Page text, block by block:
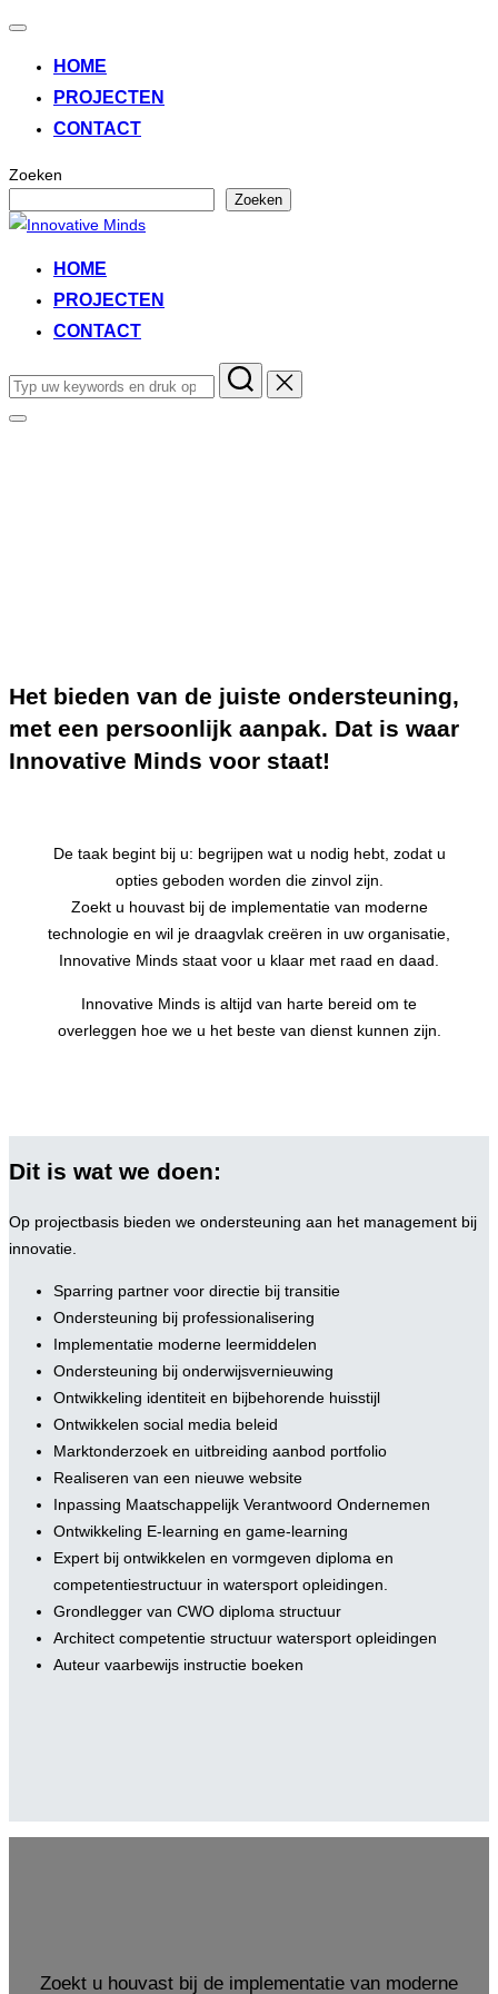
Toggle
HOME
PROJECTEN
CONTACT
Zoeken
Zoeken
Ga
inhoud
HOME
PROJECTEN
CONTACT
Zoek
naar:
Toggle
omlaag
naar
inhoud
Het bieden van de juiste ondersteuning,
met een persoonlijk aanpak. Dat is waar
Innovative Minds voor staat!
De taak begint bij u: begrijpen wat u nodig hebt, zodat u
opties geboden worden die zinvol zijn.
Zoekt u houvast bij de implementatie van moderne
technologie en wil je draagvlak creëren in uw organisatie,
Innovative Minds staat voor u klaar met raad en daad.
Innovative Minds is altijd van harte bereid om te
overleggen hoe we u het beste van dienst kunnen zijn.
Dit is wat we doen:
Op projectbasis bieden we ondersteuning aan het management bij
innovatie.
Sparring partner voor directie bij transitie
Ondersteuning bij professionalisering
Implementatie moderne leermiddelen
Ondersteuning bij onderwijsvernieuwing
Ontwikkeling identiteit en bijbehorende huisstijl
Ontwikkelen social media beleid
Marktonderzoek en uitbreiding aanbod portfolio
Realiseren van een nieuwe website
Inpassing Maatschappelijk Verantwoord Ondernemen
Ontwikkeling E-learning en game-learning
Expert bij ontwikkelen en vormgeven diploma en
competentiestructuur in watersport opleidingen.
Grondlegger van CWO diploma structuur
Architect competentie structuur watersport opleidingen
Auteur vaarbewijs instructie boeken
Zoekt u houvast bij de implementatie van moderne